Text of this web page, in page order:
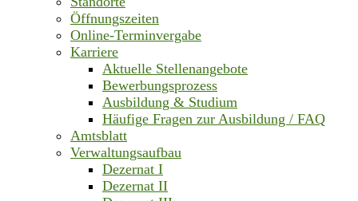
Öffnungszeiten
Online-Terminvergabe
Karriere
Aktuelle Stellenangebote
Bewerbungsprozess
Ausbildung & Studium
Häufige Fragen zur Ausbildung / FAQ
Amtsblatt
Verwaltungsaufbau
Dezernat I
Dezernat II